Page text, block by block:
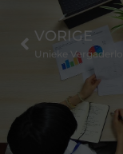
VORIGE